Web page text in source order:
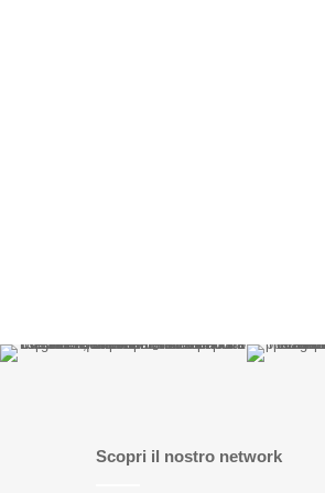
Scopri il nostro network